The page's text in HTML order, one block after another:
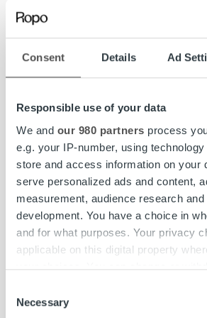
Consent Details Ad
Responsible use of your data
We and our 980 partners process
e.g. your IP-number, using
store and access information on your
serve personalized ads and content,
measurement, audience research
development. You have a choice in
and for what purposes. Your privacy
applicable on this digital property
your choices. You can change or
the Privacy trigger icon.
Selection
Necessary
Mäntsälän Sähkön laskutus ja
omassa laskutusohjelmistossa, josta
siirretään rajapinnan yli sähköisesti
Kapital hoitaa saatavien hallinnan ja
asiakaspalvelun.
Palveluratkaisun erikoisuutena on
ominainen sähkönjakelun keskeytys-
joka vaatii saumatonta tiedonsiirtoa
Mäntsälän Sähkön järjestelmien
maksuvalvonta- ja katkaisuprosessi
energiatoimialaa varten räätälöity